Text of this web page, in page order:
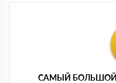
САМЫЙ БОЛЬШОЙ